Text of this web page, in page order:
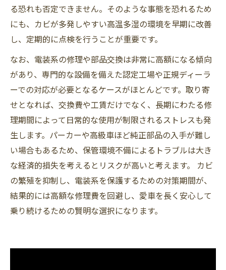
る恐れも否定できません。そのような事態を恐れるため
にも、カビが多発しやすい高温多湿の環境を早期に改善
し、定期的に点検を行うことが重要です。
なお、電装系の修理や部品交換は非常に高額になる傾向
があり、専門的な設備を備えた認定工場や正規ディーラ
ーでの対応が必要となるケースがほとんどです。取り寄
せとなれば、交換費や工賃だけでなく、長期にわたる修
理期間によって日常的な使用が制限されるストレスも発
生します。パーカーや高級車ほど純正部品の入手が難し
い場合もあるため、保管環境不備によるトラブルは大き
な経済的損失を考えるとリスクが高いと考えます。 カビ
の繁殖を抑制し、電装系を保護するための対策期間が、
結果的には高額な修理費を回避し、愛車を長く安心して
乗り続けるための賢明な選択になります。